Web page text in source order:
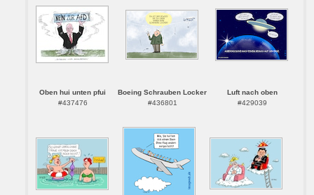
Oben hui unten pfui
#437476
Boeing Schrauben Locker
#436801
Luft nach oben
#429039